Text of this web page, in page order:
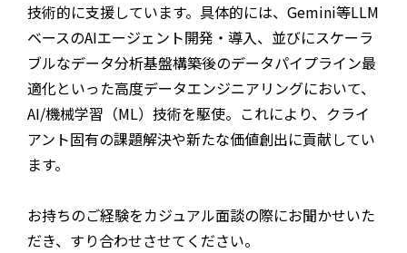
技術的に支援しています。具体的には、Gemini等LLM
ベースのAIエージェント開発・導入、並びにスケーラ
ブルなデータ分析基盤構築後のデータパイプライン最
適化といった高度データエンジニアリングにおいて、
AI/機械学習（ML）技術を駆使。これにより、クライ
アント固有の課題解決や新たな価値創出に貢献してい
ます。
お持ちのご経験をカジュアル面談の際にお聞かせいた
だき、すり合わせさせてください。